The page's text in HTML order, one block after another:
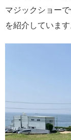
マジックショー
を紹介しています